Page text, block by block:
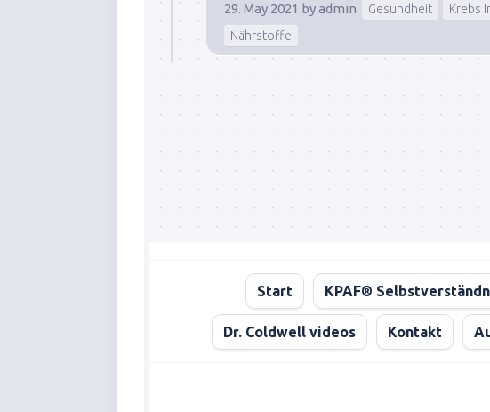
29. May 2021 byadmin Gesundheit Krebs
Nährstoffe
Start KPAF®
Dr. Coldwell videos Kontakt